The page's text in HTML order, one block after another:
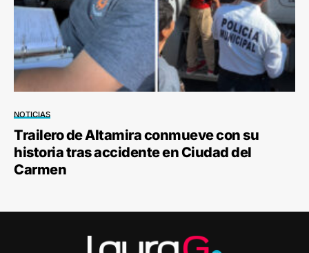
NOTICIAS
Trailero de Altamira conmueve con su
historia tras accidente en Ciudad del
Carmen